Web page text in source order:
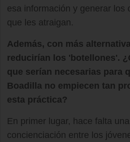
esa información y generar los
que les atraigan.
Además, con más
reducirían los 'botellones'.
que serían necesarias para
Boadilla no empiecen tan
esta práctica?
En primer lugar, hace falta
concienciación entre los